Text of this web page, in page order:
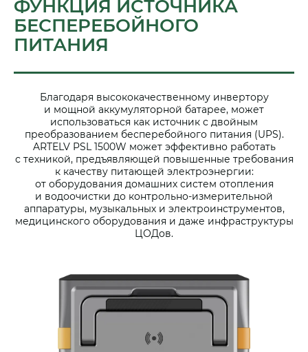
ФУНКЦИЯ ИСТОЧНИКА
БЕСПЕРЕБОЙНОГО
ПИТАНИЯ
Благодаря высококачественному инвертору
и мощной аккумуляторной батарее, может
использоваться как источник с двойным
преобразованием бесперебойного питания (UPS).
ARTELV PSL 1500W может эффективно работать
с техникой, предъявляющей повышенные требования
к качеству питающей электроэнергии:
от оборудования домашних систем отопления
и водоочистки до контрольно-измерительной
аппаратуры, музыкальных и электроинструментов,
медицинского оборудования и даже инфраструктуры
ЦОДов.